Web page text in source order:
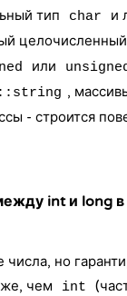
тип char
и
или
,
- строится
int и long в
но
чем int